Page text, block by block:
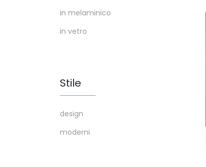
in melaminico
in vetro
Stile
design
moderni